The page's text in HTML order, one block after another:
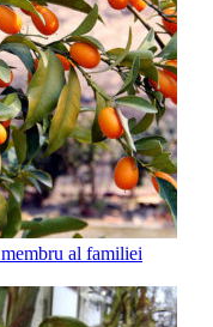
al familiei